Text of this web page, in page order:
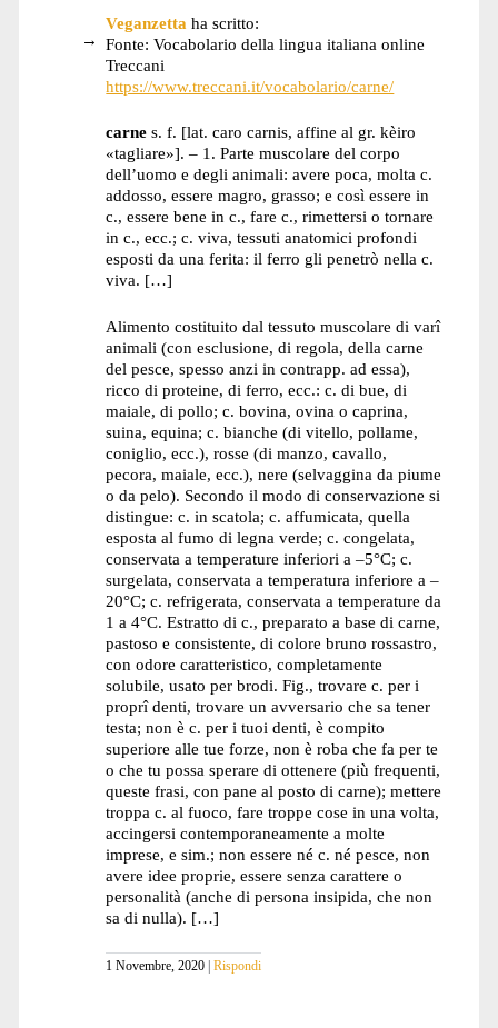
Veganzetta ha scritto:
Fonte: Vocabolario della lingua italiana online
Treccani
https://www.treccani.it/vocabolario/carne/
carne s. f. [lat. caro carnis, affine al gr. kèiro
«tagliare»]. – 1. Parte muscolare del corpo
dell’uomo e degli animali: avere poca, molta c.
addosso, essere magro, grasso; e così essere in
c., essere bene in c., fare c., rimettersi o tornare
in c., ecc.; c. viva, tessuti anatomici profondi
esposti da una ferita: il ferro gli penetrò nella c.
viva. […]
Alimento costituito dal tessuto muscolare di varî
animali (con esclusione, di regola, della carne
del pesce, spesso anzi in contrapp. ad essa),
ricco di proteine, di ferro, ecc.: c. di bue, di
maiale, di pollo; c. bovina, ovina o caprina,
suina, equina; c. bianche (di vitello, pollame,
coniglio, ecc.), rosse (di manzo, cavallo,
pecora, maiale, ecc.), nere (selvaggina da piume
o da pelo). Secondo il modo di conservazione si
distingue: c. in scatola; c. affumicata, quella
esposta al fumo di legna verde; c. congelata,
conservata a temperature inferiori a –5°C; c.
surgelata, conservata a temperatura inferiore a –
20°C; c. refrigerata, conservata a temperature da
1 a 4°C. Estratto di c., preparato a base di carne,
pastoso e consistente, di colore bruno rossastro,
con odore caratteristico, completamente
solubile, usato per brodi. Fig., trovare c. per i
proprî denti, trovare un avversario che sa tener
testa; non è c. per i tuoi denti, è compito
superiore alle tue forze, non è roba che fa per te
o che tu possa sperare di ottenere (più frequenti,
queste frasi, con pane al posto di carne); mettere
troppa c. al fuoco, fare troppe cose in una volta,
accingersi contemporaneamente a molte
imprese, e sim.; non essere né c. né pesce, non
avere idee proprie, essere senza carattere o
personalità (anche di persona insipida, che non
sa di nulla). […]
1 Novembre, 2020 Rispondi